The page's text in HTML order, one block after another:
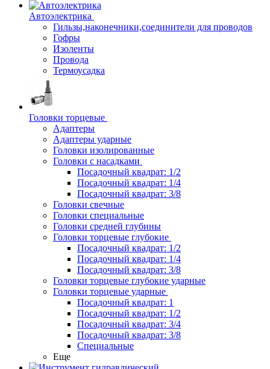
Автоэлектрика
Гильзы,наконечники,соединители для проводов
Гофры
Изоленты
Провода
Термоусадка
Головки торцевые
Адаптеры
Адаптеры ударные
Головки изолированные
Головки с насадками
Посадочный квадрат: 1/2
Посадочный квадрат: 1/4
Посадочный квадрат: 3/8
Головки свечные
Головки специальные
Головки средней глубины
Головки торцевые глубокие
Посадочный квадрат: 1/2
Посадочный квадрат: 1/4
Посадочный квадрат: 3/8
Головки торцевые глубокие ударные
Головки торцевые ударные
Посадочный квадрат: 1
Посадочный квадрат: 1/2
Посадочный квадрат: 3/4
Посадочный квадрат: 3/8
Специальные
Еще